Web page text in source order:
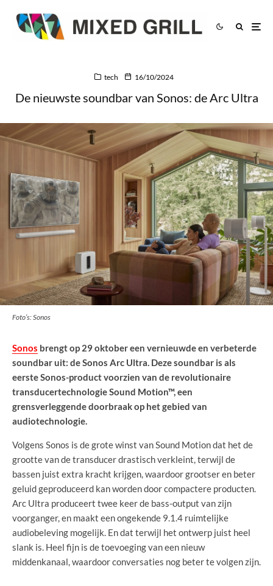
tech 16/10/2024
De nieuwste soundbar van Sonos: de Arc Ultra
Foto’s: Sonos
Sonos brengt op 29 oktober een vernieuwde en verbeterde
soundbar uit: de Sonos Arc Ultra. Deze soundbar is als
eerste Sonos-product voorzien van de revolutionaire
transducertechnologie Sound Motion™, een
grensverleggende doorbraak op het gebied van
audiotechnologie.
Volgens Sonos is de grote winst van Sound Motion dat het de
grootte van de transducer drastisch verkleint, terwijl de
bassen juist extra kracht krijgen, waardoor grootser en beter
geluid geproduceerd kan worden door compactere producten.
Arc Ultra produceert twee keer de bass-output van zijn
voorganger, en maakt een ongekende 9.1.4 ruimtelijke
audiobeleving mogelijk. En dat terwijl het ontwerp juist heel
slank is. Heel fijn is de toevoeging van een nieuw
middenkanaal, waardoor conversaties nog beter te volgen zijn.